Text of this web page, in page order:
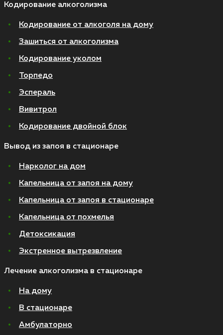
Кодирование алкоголизма
Кодирование от алкоголя на дому
Зашиться от алкоголизма
Кодирование уколом
Торпедо
Эспераль
Вивитрол
Кодирование двойной блок
Вывод из запоя в стационаре
Нарколог на дом
Капельница от запоя на дому
Капельница от запоя в стационаре
Капельница от похмелья
Детоксикация
Экстренное вытрезвление
Лечение алкоголизма в стационаре
На дому
В стационаре
Амбулаторно